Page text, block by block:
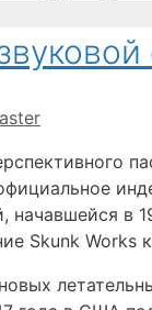
начавшейся в
Skunk Works